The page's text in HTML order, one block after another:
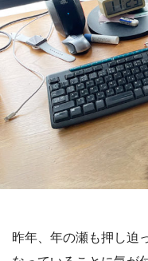
昨年、年の瀬も押し迫